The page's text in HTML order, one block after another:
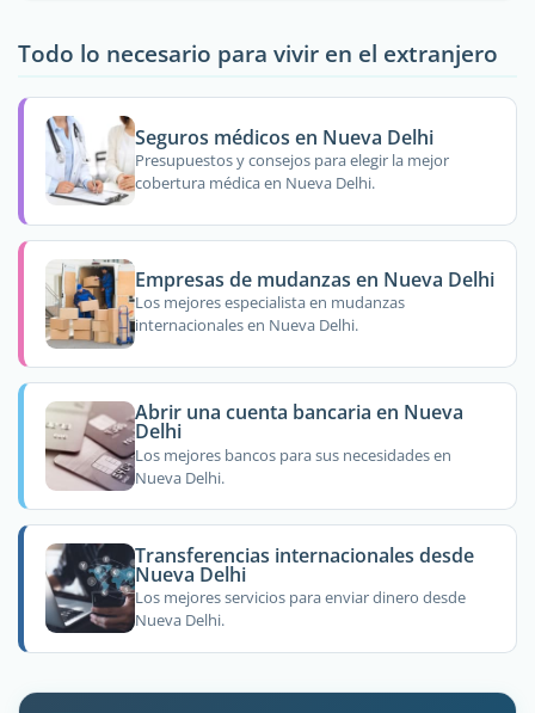
Todo lo necesario para vivir en el extranjero
Seguros médicos en Nueva Delhi
Presupuestos y consejos para elegir la mejor
cobertura médica en Nueva Delhi.
Empresas de mudanzas en Nueva Delhi
Los mejores especialista en mudanzas
internacionales en Nueva Delhi.
Abrir una cuenta bancaria en Nueva
Delhi
Los mejores bancos para sus necesidades en
Nueva Delhi.
Transferencias internacionales desde
Nueva Delhi
Los mejores servicios para enviar dinero desde
Nueva Delhi.